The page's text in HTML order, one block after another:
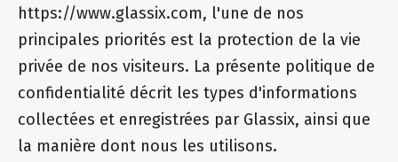
https://www.glassix.com, l'une de nos
principales priorités est la protection de la vie
privée de nos visiteurs. La présente politique de
confidentialité décrit les types d'informations
collectées et enregistrées par Glassix, ainsi que
la manière dont nous les utilisons.